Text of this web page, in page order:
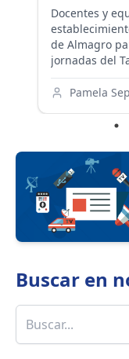
ARPA
en sus
Docentes y
de Almagro
jornadas del
proceso de
próximos dos
colaborativa
educativas de
Pamela
Buscar en